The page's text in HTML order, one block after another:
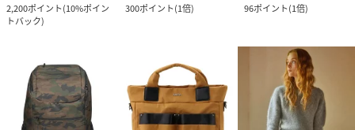
2,200ポイント(10%ポイン
トバック)
300ポイント(1倍)
96ポイント(1倍)